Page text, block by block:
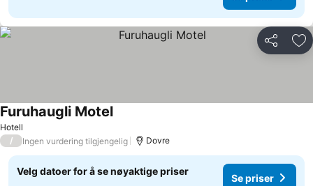
Del
Hotell
Furuhaugli Motel
/ Ingen vurdering tilgjengelig Dovre
Velg datoer for å se nøyaktige priser
Se priser